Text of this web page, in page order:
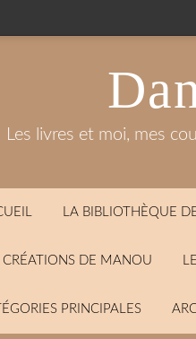
Les livres et moi, mes
LA BIBLIOTHÈQUE
CRÉATIONS DE MANOU
PRINCIPALES